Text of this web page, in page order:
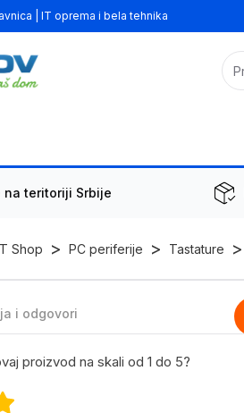
| IT oprema i bela tehnika
na teritoriji Srbije
Shop > PC periferije > Tastature >
i odgovori
proizvod na skali od 1 do 5?